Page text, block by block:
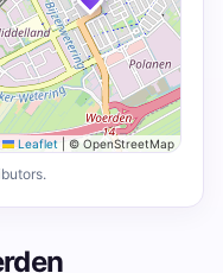
Leaflet © OpenStreetMap